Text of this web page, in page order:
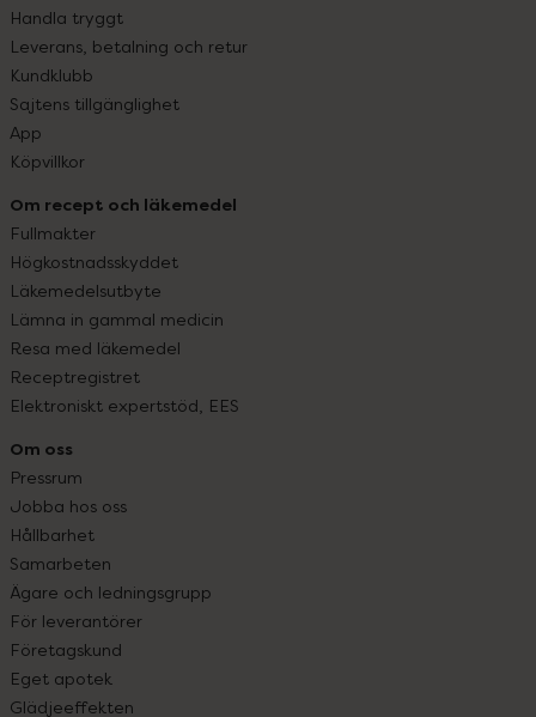
Handla tryggt
Leverans, betalning och retur
Kundklubb
Sajtens tillgänglighet
App
Köpvillkor
Om recept och läkemedel
Fullmakter
Högkostnadsskyddet
Läkemedelsutbyte
Lämna in gammal medicin
Resa med läkemedel
Receptregistret
Elektroniskt expertstöd, EES
Om oss
Pressrum
Jobba hos oss
Hållbarhet
Samarbeten
Ägare och ledningsgrupp
För leverantörer
Företagskund
Eget apotek
Glädjeeffekten